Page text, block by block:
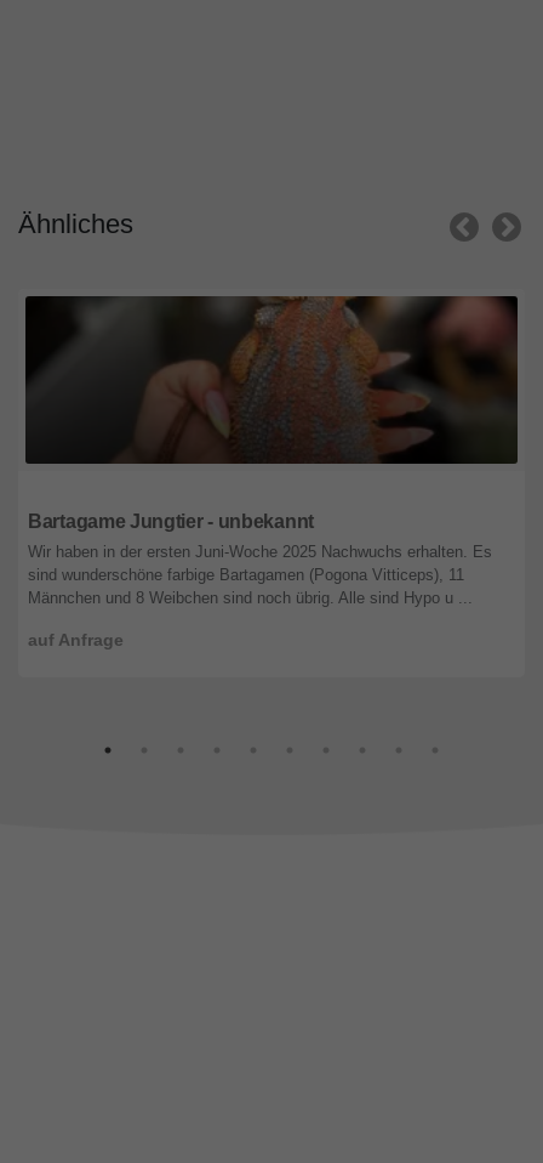
Ähnliches
Bartagame Jungtier - unbekannt
auf Anfrage
Wir haben in der ersten Juni-Woche 2025 Nachwuchs erhalten. Es
sind wunderschöne farbige Bartagamen (Pogona Vitticeps), 11
Männchen und 8 Weibchen sind noch übrig. Alle sind Hypo u ...